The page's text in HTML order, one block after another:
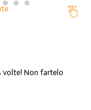
volte! Non fartelo